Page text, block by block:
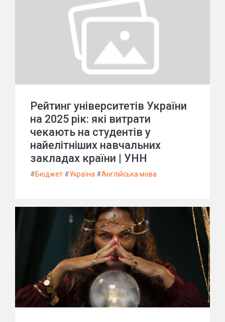
Рейтинг університетів України
на 2025 рік: які витрати
чекають на студентів у
найелітніших навчальних
закладах країни | УНН
#Бюджет #Україна #Англійська мова